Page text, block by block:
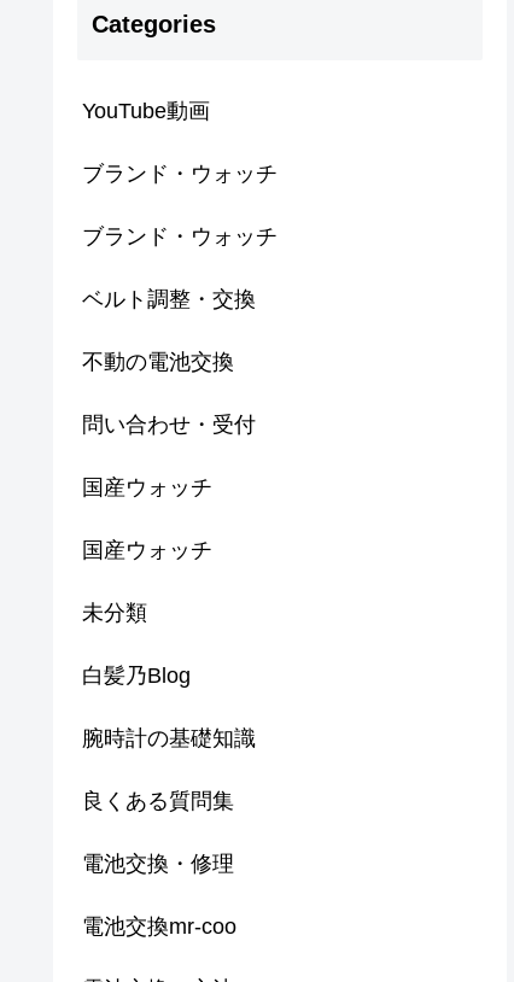
Categories
YouTube動画
ブランド・ウォッチ
ブランド・ウォッチ
ベルト調整・交換
不動の電池交換
問い合わせ・受付
国産ウォッチ
国産ウォッチ
未分類
白髪乃Blog
腕時計の基礎知識
良くある質問集
電池交換・修理
電池交換mr-coo